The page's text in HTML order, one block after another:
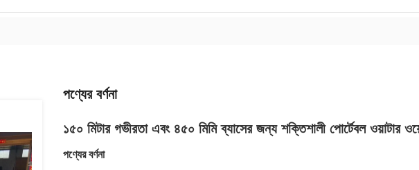
পণ্যের বর্ণনা
১৫০ মিটার গভীরতা এবং ৪৫০ মিমি ব্যাসের জন্য শক্তিশালী পোর্টেবল ওয়াটার
পণ্যের বর্ণনা